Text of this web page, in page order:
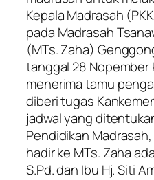
Kepala Madrasah
pada Madrasah
(MTs. Zaha)
tanggal 28 Nopember
menerima tamu
diberi tugas
jadwal yang
Pendidikan
hadir ke MTs. Zaha
S.Pd. dan Ibu Hj. Siti